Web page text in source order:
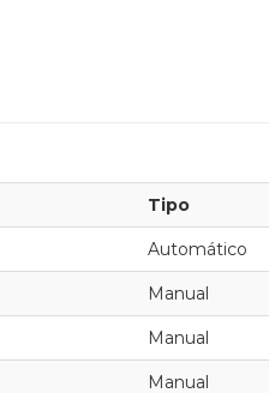
Tipo
Automático
Manual
Manual
Manual